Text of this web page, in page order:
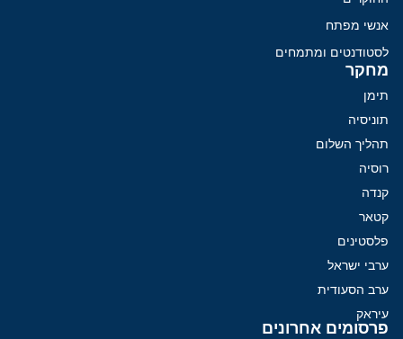
אנשי מפתח
לסטודנטים ומתמחים
מחקר
תימן
תוניסיה
תהליך השלום
רוסיה
קנדה
קטאר
פלסטינים
ערבי ישראל
ערב הסעודית
עיראק
פרסומים אחרונים